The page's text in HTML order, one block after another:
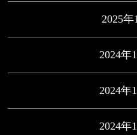
2025年
2024年
2024年
2024年